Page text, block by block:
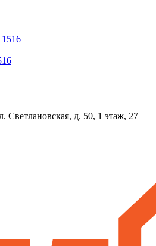
Светлановская, д. 50, 1 этаж, 27